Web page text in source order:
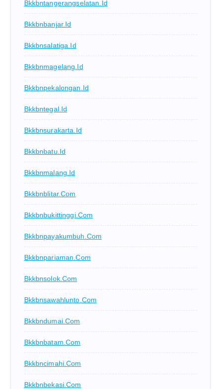
Bkkbntangerangselatan.id
Bkkbnbanjar.id
Bkkbnsalatiga.id
Bkkbnmagelang.id
Bkkbnpekalongan.id
Bkkbntegal.id
Bkkbnsurakarta.id
Bkkbnbatu.id
Bkkbnmalang.id
Bkkbnblitar.com
Bkkbnbukittinggi.com
Bkkbnpayakumbuh.com
Bkkbnpariaman.com
Bkkbnsolok.com
Bkkbnsawahlunto.com
Bkkbndumai.com
Bkkbnbatam.com
Bkkbncimahi.com
Bkkbnbekasi.com